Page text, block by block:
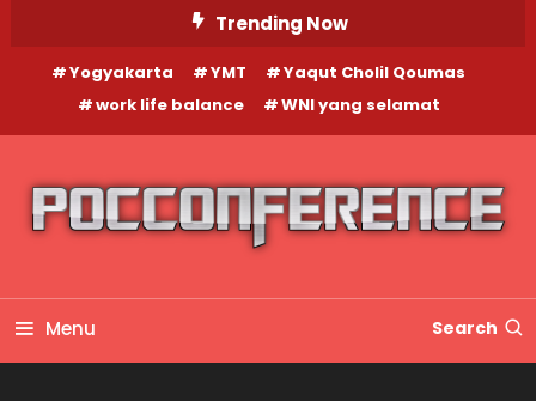
Content
Trending Now
Yogyakarta YMT
Yaqut Cholil Qoumas
work life balance
WNI yang selamat
Menu Search